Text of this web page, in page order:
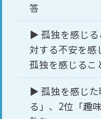
答
▶ 孤独を感じる
対する不安を感
孤独を感じるこ
▶ 孤独を感じた
る」、2位「趣